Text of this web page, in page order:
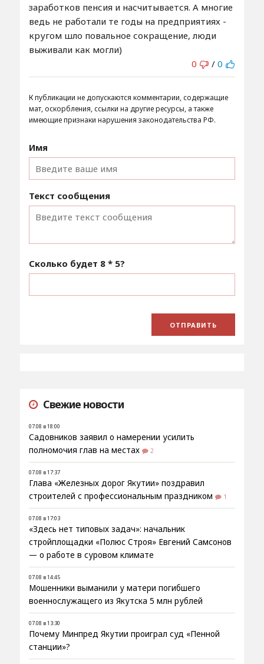
заработков пенсия и насчитывается. А многие
ведь не работали те годы на предприятиях -
кругом шло повальное сокращение, люди
выживали как могли)
0
/ 0
К публикации не допускаются комментарии, содержащие
мат, оскорбления, ссылки на другие ресурсы, а также
имеющие признаки нарушения законодательства РФ.
Имя
Текст сообщения
Сколько будет 8 * 5?
Свежие новости
07.08 в 18:00
Садовников заявил о намерении усилить
полномочия глав на местах
2
07.08 в 17:37
Глава «Железных дорог Якутии» поздравил
строителей с профессиональным праздником
1
07.08 в 17:03
«Здесь нет типовых задач»: начальник
стройплощадки «Полюс Строя» Евгений Самсонов
— о работе в суровом климате
07.08 в 14:45
Мошенники выманили у матери погибшего
военнослужащего из Якутска 5 млн рублей
07.08 в 13:30
Почему Минпред Якутии проиграл суд «Пенной
станции»?